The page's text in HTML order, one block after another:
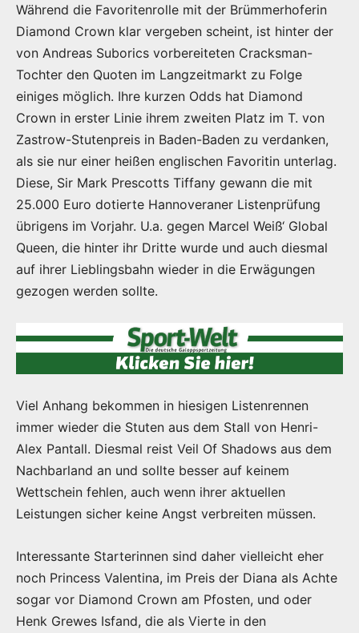
Während die Favoritenrolle mit der Brümmerhoferin
Diamond Crown klar vergeben scheint, ist hinter der
von Andreas Suborics vorbereiteten Cracksman-
Tochter den Quoten im Langzeitmarkt zu Folge
einiges möglich. Ihre kurzen Odds hat Diamond
Crown in erster Linie ihrem zweiten Platz im T. von
Zastrow-Stutenpreis in Baden-Baden zu verdanken,
als sie nur einer heißen englischen Favoritin unterlag.
Diese, Sir Mark Prescotts Tiffany gewann die mit
25.000 Euro dotierte Hannoveraner Listenprüfung
übrigens im Vorjahr. U.a. gegen Marcel Weiß‘ Global
Queen, die hinter ihr Dritte wurde und auch diesmal
auf ihrer Lieblingsbahn wieder in die Erwägungen
gezogen werden sollte.
Viel Anhang bekommen in hiesigen Listenrennen
immer wieder die Stuten aus dem Stall von Henri-
Alex Pantall. Diesmal reist Veil Of Shadows aus dem
Nachbarland an und sollte besser auf keinem
Wettschein fehlen, auch wenn ihrer aktuellen
Leistungen sicher keine Angst verbreiten müssen.
Interessante Starterinnen sind daher vielleicht eher
noch Princess Valentina, im Preis der Diana als Achte
sogar vor Diamond Crown am Pfosten, und oder
Henk Grewes Isfand, die als Vierte in den